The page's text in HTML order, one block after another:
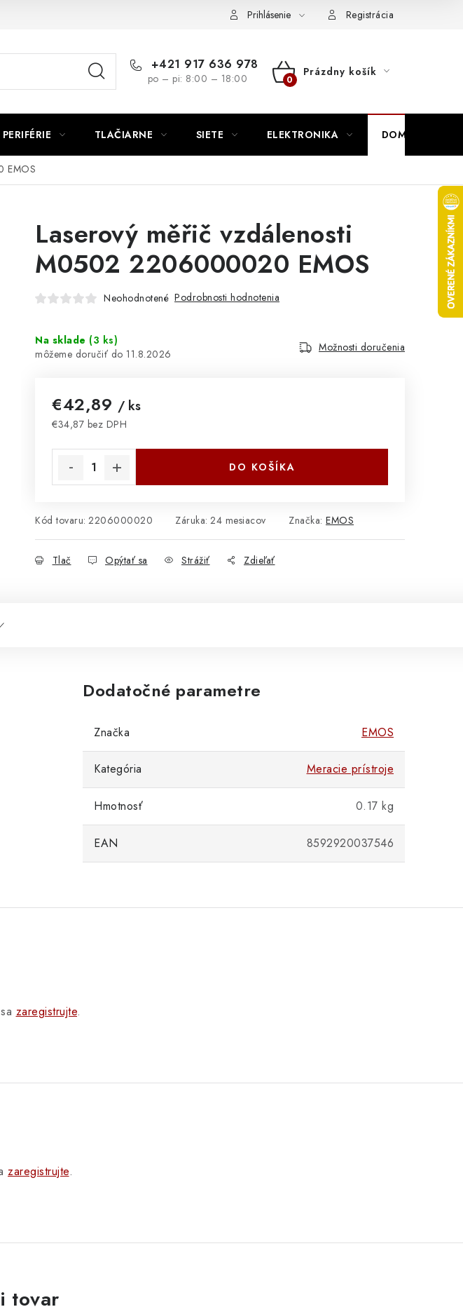
zmluvy Napíšte námPrihlásenie Registrácia
+421 917 636 978
po – pi: 8:00 – 18:00
NÁKUPNÝ
Prázdny košík
PERIFÉRIE TLAČIARNE SIETE ELEKTRONIKA DOMÁCNOSŤ
EMOS
Laserový měřič vzdálenosti
M0502 2206000020 EMOS
Neohodnotené Podrobnosti hodnotenia
Na sklade (3 ks)
11.8.2026
Možnosti doručenia
€42,89 / ks
€34,87 bez DPH
DO KOŠÍKA
Kód tovaru: 2206000020 Záruka: 24 mesiacov Značka: EMOS
Tlač Opýtať sa Strážiť Zdieľať
Dodatočné parametre
Značka EMOS
Kategória Meracie prístroje
Hmotnosť 0.17 kg
EAN 8592920037546
zaregistrujte.
zaregistrujte.
tovar